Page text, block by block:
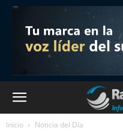
Inicio Noticia del Día